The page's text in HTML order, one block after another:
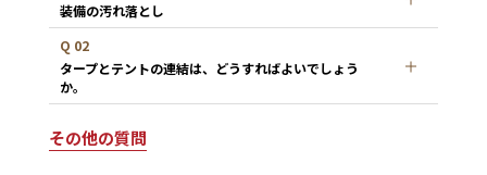
装備の汚れ落とし
Q 02
タープとテントの連結は、どうすればよいでしょう
か。
その他の質問